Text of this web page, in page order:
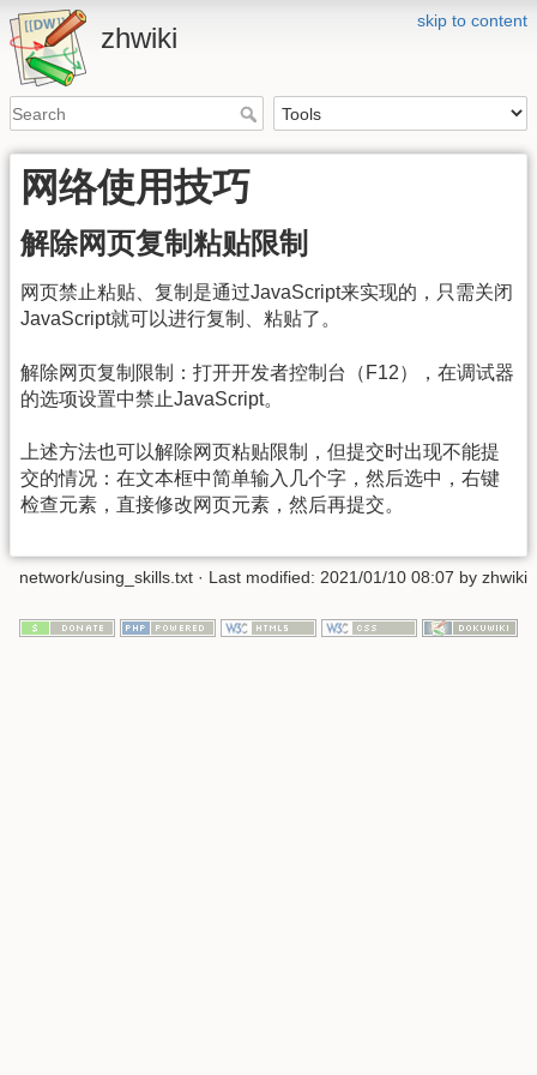
skip to content
zhwiki
网络使用技巧
解除网页复制粘贴限制
网页禁止粘贴、复制是通过JavaScript来实现的，只需关闭
JavaScript就可以进行复制、粘贴了。
解除网页复制限制：打开开发者控制台（F12），在调试器
的选项设置中禁止JavaScript。
上述方法也可以解除网页粘贴限制，但提交时出现不能提
交的情况：在文本框中简单输入几个字，然后选中，右键
检查元素，直接修改网页元素，然后再提交。
network/using_skills.txt · Last modified: 2021/01/10 08:07 by zhwiki